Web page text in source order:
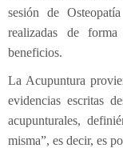
Fisioterapia
Pediatría
Migrañas
Tendinitis
¿Cómo trata un
¿Cómo es una
Osteopatía
¿Con qué edad
Osteopatía en el
Patologías
Drenaje Linfático
Electroterapia
Readaptación
Fibrolisis diacutanea
sesión de
realizadas de forma
beneficios.
La Acupuntura
evidencias escritas
acupunturales,
misma”, es decir, es